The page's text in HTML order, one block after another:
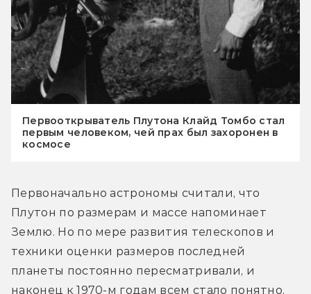
Первооткрыватель Плутона Клайд Томбо стал
первым человеком, чей прах был захоронен в
космосе
Первоначально астрономы считали, что
Плутон по размерам и массе напоминает
Землю. Но по мере развития телескопов и
техники оценки размеров последней
планеты постоянно пересматривали, и
наконец к 1970-м годам всем стало понятно,